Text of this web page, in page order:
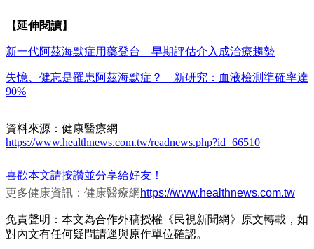
【延伸閱讀】
新一代阿茲海默症用藥登台 早期評估介入成治療趨勢
失憶、健忘是罹患阿茲海默症？ 新研究：血液檢測準確率達
90%
資料來源：健康醫療網
https://www.healthnews.com.tw/readnews.php?id=66510
喜歡本文請按讚並分享給好友！
更多健康資訊：健康醫療網 https://www.healthnews.com.tw
免責聲明：本文為合作外稿授權《民視新聞網》原文轉載，如
對內文有任何疑問請逕與原作單位確認。